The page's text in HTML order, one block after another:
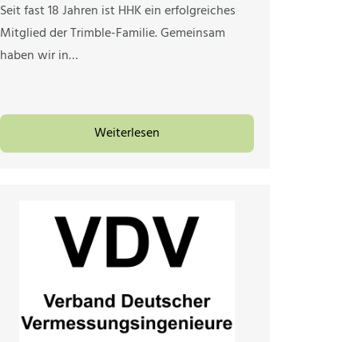
Seit fast 18 Jahren ist HHK ein erfolgreiches
Mitglied der Trimble-Familie. Gemeinsam
haben wir in…
Weiterlesen